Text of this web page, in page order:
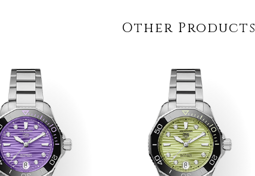
Other Products